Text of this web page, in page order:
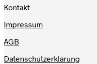
Kontakt
Impressum
AGB
Datenschutzerklärung